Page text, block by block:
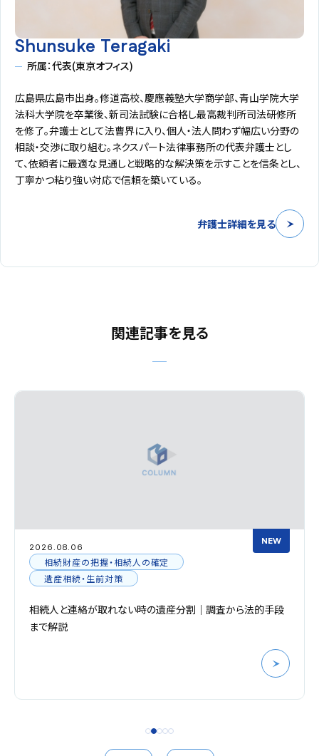
Shunsuke Teragaki
所属：代表(東京オフィス)
広島県広島市出身。修道高校、慶應義塾大学商学部、青山学院大学
法科大学院を卒業後、新司法試験に合格し最高裁判所司法研修所
を修了。弁護士として法曹界に入り、個人・法人問わず幅広い分野の
相談・交渉に取り組む。ネクスパート法律事務所の代表弁護士とし
て、依頼者に最適な見通しと戦略的な解決策を示すことを信条とし、
丁寧かつ粘り強い対応で信頼を築いている。
弁護士詳細を見る
関連記事を見る
2026.08.06
NEW
相続財産の把握・相続人の確定
遺産相続・生前対策
相続人と連絡が取れない時の遺産分割｜調査から法的手段
まで解説